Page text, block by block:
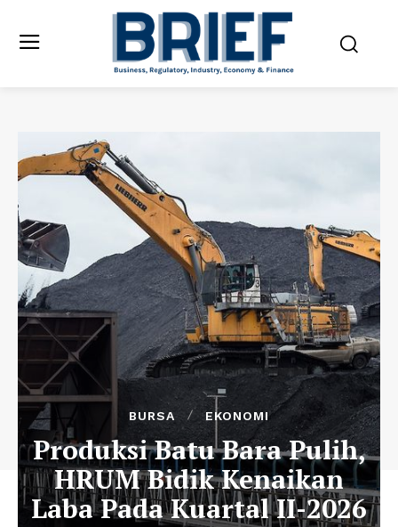
BURSA EKONOMI
Produksi Batu Bara Pulih,
HRUM Bidik Kenaikan
Laba Pada Kuartal II-2026